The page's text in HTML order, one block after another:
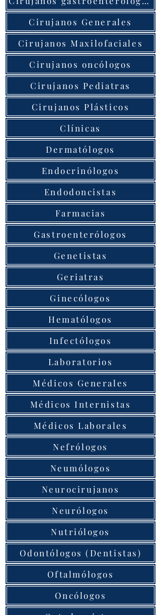
Cirujanos Generales
Cirujanos Maxilofaciales
Cirujanos oncólogos
Cirujanos Pediatras
Cirujanos Plásticos
Clínicas
Dermatólogos
Endocrinólogos
Endodoncistas
Farmacias
Gastroenterólogos
Genetistas
Geriatras
Ginecólogos
Hematólogos
Infectólogos
Laboratorios
Médicos Generales
Médicos Internistas
Médicos Laborales
Nefrólogos
Neumólogos
Neurocirujanos
Neurólogos
Nutriólogos
Odontólogos (Dentistas)
Oftalmólogos
Oncólogos